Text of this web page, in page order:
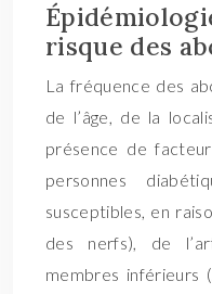
risque des
La fréquence des
de l’âge, de la
présence de
personnes
susceptibles, en
des nerfs), de
membres inférieurs